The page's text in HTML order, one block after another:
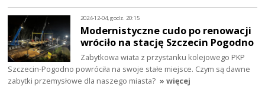
2024-12-04, godz. 20:15
Modernistyczne cudo po renowacji
wróciło na stację Szczecin Pogodno
Zabytkowa wiata z przystanku kolejowego PKP
Szczecin-Pogodno powróciła na swoje stałe miejsce. Czym są dawne
zabytki przemysłowe dla naszego miasta? » więcej